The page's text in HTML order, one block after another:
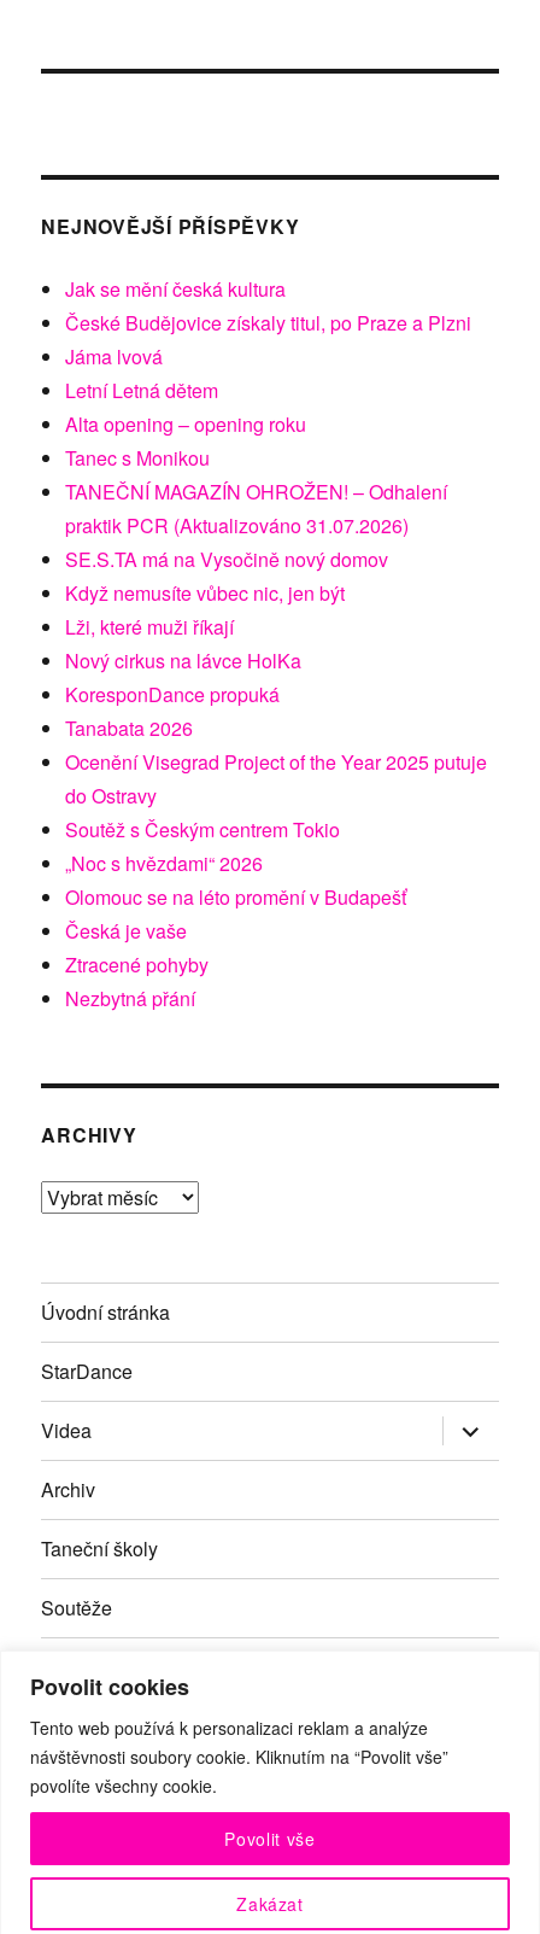
Povolit cookies
Tento web používá k personalizaci reklam a analýze
návštěvnosti soubory cookie. Kliknutím na “Povolit vše”
povolíte všechny cookie.
Zakázat
Povolit vše
NEJNOVĚJŠÍ PŘÍSPĚVKY
Jak se mění česká kultura
České Budějovice získaly titul, po Praze a Plzni
Jáma lvová
Letní Letná dětem
Alta opening – opening roku
Tanec s Monikou
TANEČNÍ MAGAZÍN OHROŽEN! – Odhalení
praktik PCR (Aktualizováno 31.07.2026)
SE.S.TA má na Vysočině nový domov
Když nemusíte vůbec nic, jen být
Lži, které muži říkají
Nový cirkus na lávce HolKa
KoresponDance propuká
Tanabata 2026
Ocenění Visegrad Project of the Year 2025 putuje
do Ostravy
Soutěž s Českým centrem Tokio
„Noc s hvězdami“ 2026
Olomouc se na léto promění v Budapešť
Česká je vaše
Ztracené pohyby
Nezbytná přání
ARCHIVY
Archivy
Úvodní stránka
StarDance
Videa Zobrazit
položky
Archiv
Taneční školy
Soutěže
Kontakty
Facebook
RSS Youtube
© Taneční magazín, z.s. | Branická 69/66, Braník, 147 00 Praha